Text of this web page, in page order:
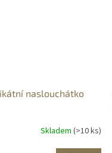
naslouchátko
Skladem (>10 ks)